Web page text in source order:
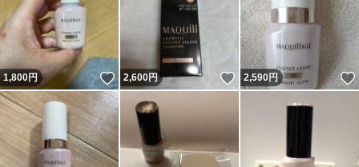
1,800円 いいね！
2,600円 いいね！
2,590円